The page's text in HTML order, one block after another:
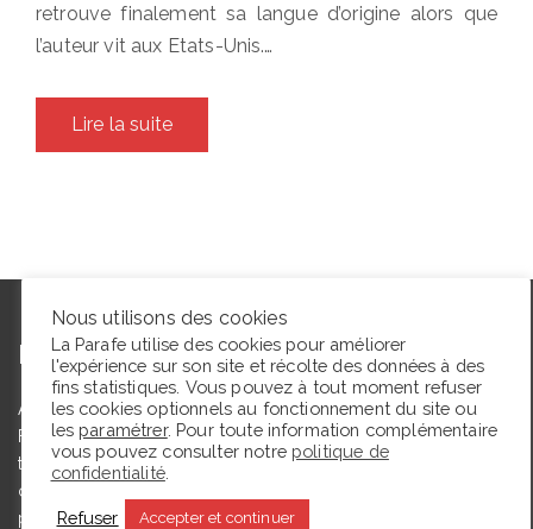
retrouve finalement sa langue d’origine alors que
l’auteur vit aux Etats-Unis.…
Lire la suite
L’autrice
Agrégée de lettres modernes et docteure en études théâtrales,
Floriane Toussaint est maîtresse de conférences en études
théâtrales à l’Université de Caen Normandie et membre du
comité du Syndicat de la critique. Ce blog, créé en 2009, a
pour but de partager des expériences de lectrice et de
Nous utilisons des cookies
La Parafe utilise des cookies pour améliorer
l'expérience sur son site et récolte des données à des
fins statistiques. Vous pouvez à tout moment refuser
les cookies optionnels au fonctionnement du site ou
les paramétrer. Pour toute information complémentaire
vous pouvez consulter notre politique de
confidentialité.
Refuser Accepter et continuer